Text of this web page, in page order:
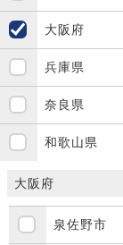
大阪府
兵庫県
奈良県
和歌山県
大阪府
泉佐野市